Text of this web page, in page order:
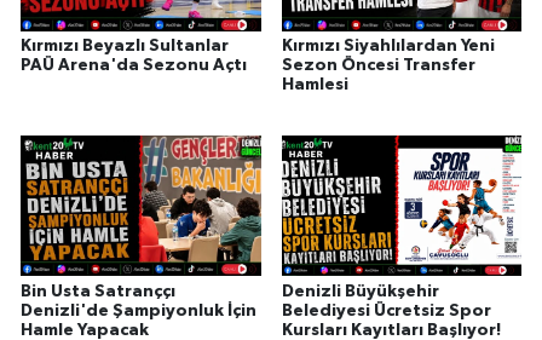
Kırmızı Beyazlı Sultanlar
PAÜ Arena'da Sezonu Açtı
Kırmızı Siyahlılardan Yeni
Sezon Öncesi Transfer
Hamlesi
Bin Usta Satranççı
Denizli'de Şampiyonluk İçin
Hamle Yapacak
Denizli Büyükşehir
Belediyesi Ücretsiz Spor
Kursları Kayıtları Başlıyor!